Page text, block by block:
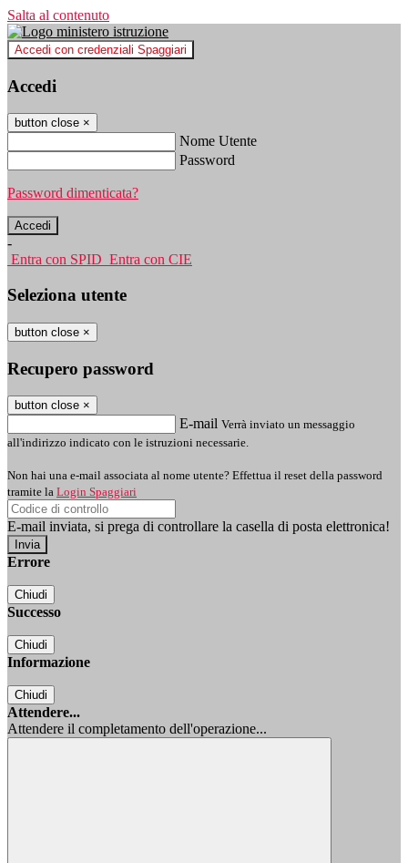
Salta al contenuto
Accedi con credenziali Spaggiari
Accedi
button close ×
Nome Utente
Password
Password dimenticata?
-
Entra con SPID Entra con CIE
Seleziona utente
button close ×
Recupero password
button close ×
E-mail Verrà inviato un messaggio
all'indirizzo indicato con le istruzioni necessarie.
Non hai una e-mail associata al nome utente? Effettua il reset della password
tramite la Login Spaggiari
E-mail inviata, si prega di controllare la casella di posta elettronica!
Errore
Chiudi
Successo
Chiudi
Informazione
Chiudi
Attendere...
Attendere il completamento dell'operazione...